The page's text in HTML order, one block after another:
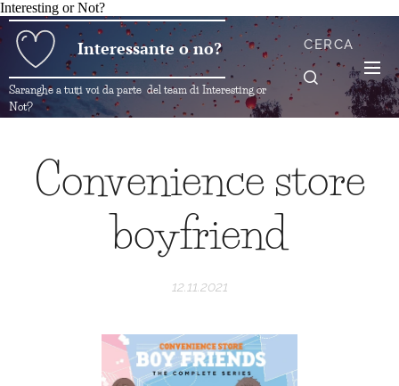
Interesting or Not?
Interessante o no?
Saranghe a tutti voi da parte del team di Interesting or
Not?
CERCA
Convenience store
boyfriend
12.11.2021